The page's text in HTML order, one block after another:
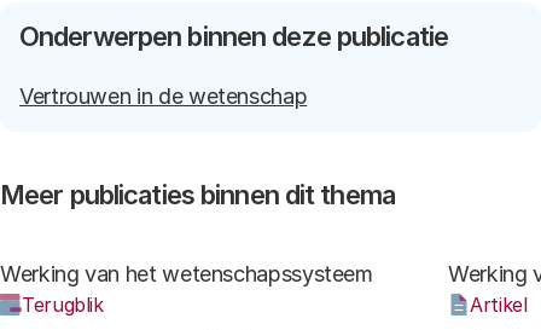
Onderwerpen binnen deze publicatie
Vertrouwen in de wetenschap
Meer publicaties binnen dit thema
Werking van het wetenschapssysteem
Terugblik
Werking
Artikel